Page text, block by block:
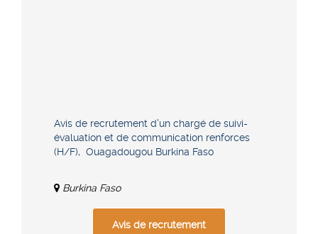
Avis de recrutement d’un chargé de suivi-
évaluation et de communication renforces
(H/F), Ouagadougou Burkina Faso
Burkina Faso
Avis de recrutement